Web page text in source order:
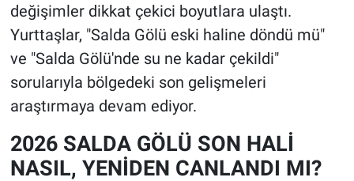
değişimler dikkat çekici boyutlara ulaştı.
Yurttaşlar, "Salda Gölü eski haline döndü mü"
ve "Salda Gölü'nde su ne kadar çekildi"
sorularıyla bölgedeki son gelişmeleri
araştırmaya devam ediyor.
2026 SALDA GÖLÜ SON HALİ
NASIL, YENİDEN CANLANDI MI?